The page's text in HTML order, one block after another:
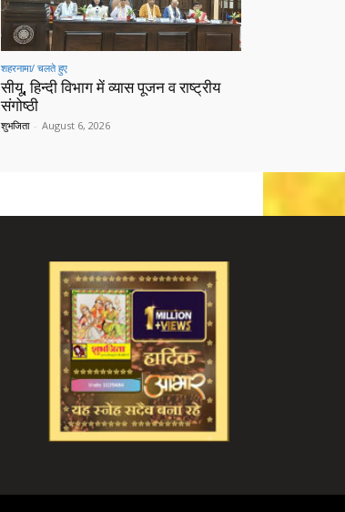
शहरनामा/ चलते हुए
सीयू, हिन्दी विभाग में व्यास पूजन व राष्ट्रीय
संगोष्ठी
शुभजिता - August 6, 2026